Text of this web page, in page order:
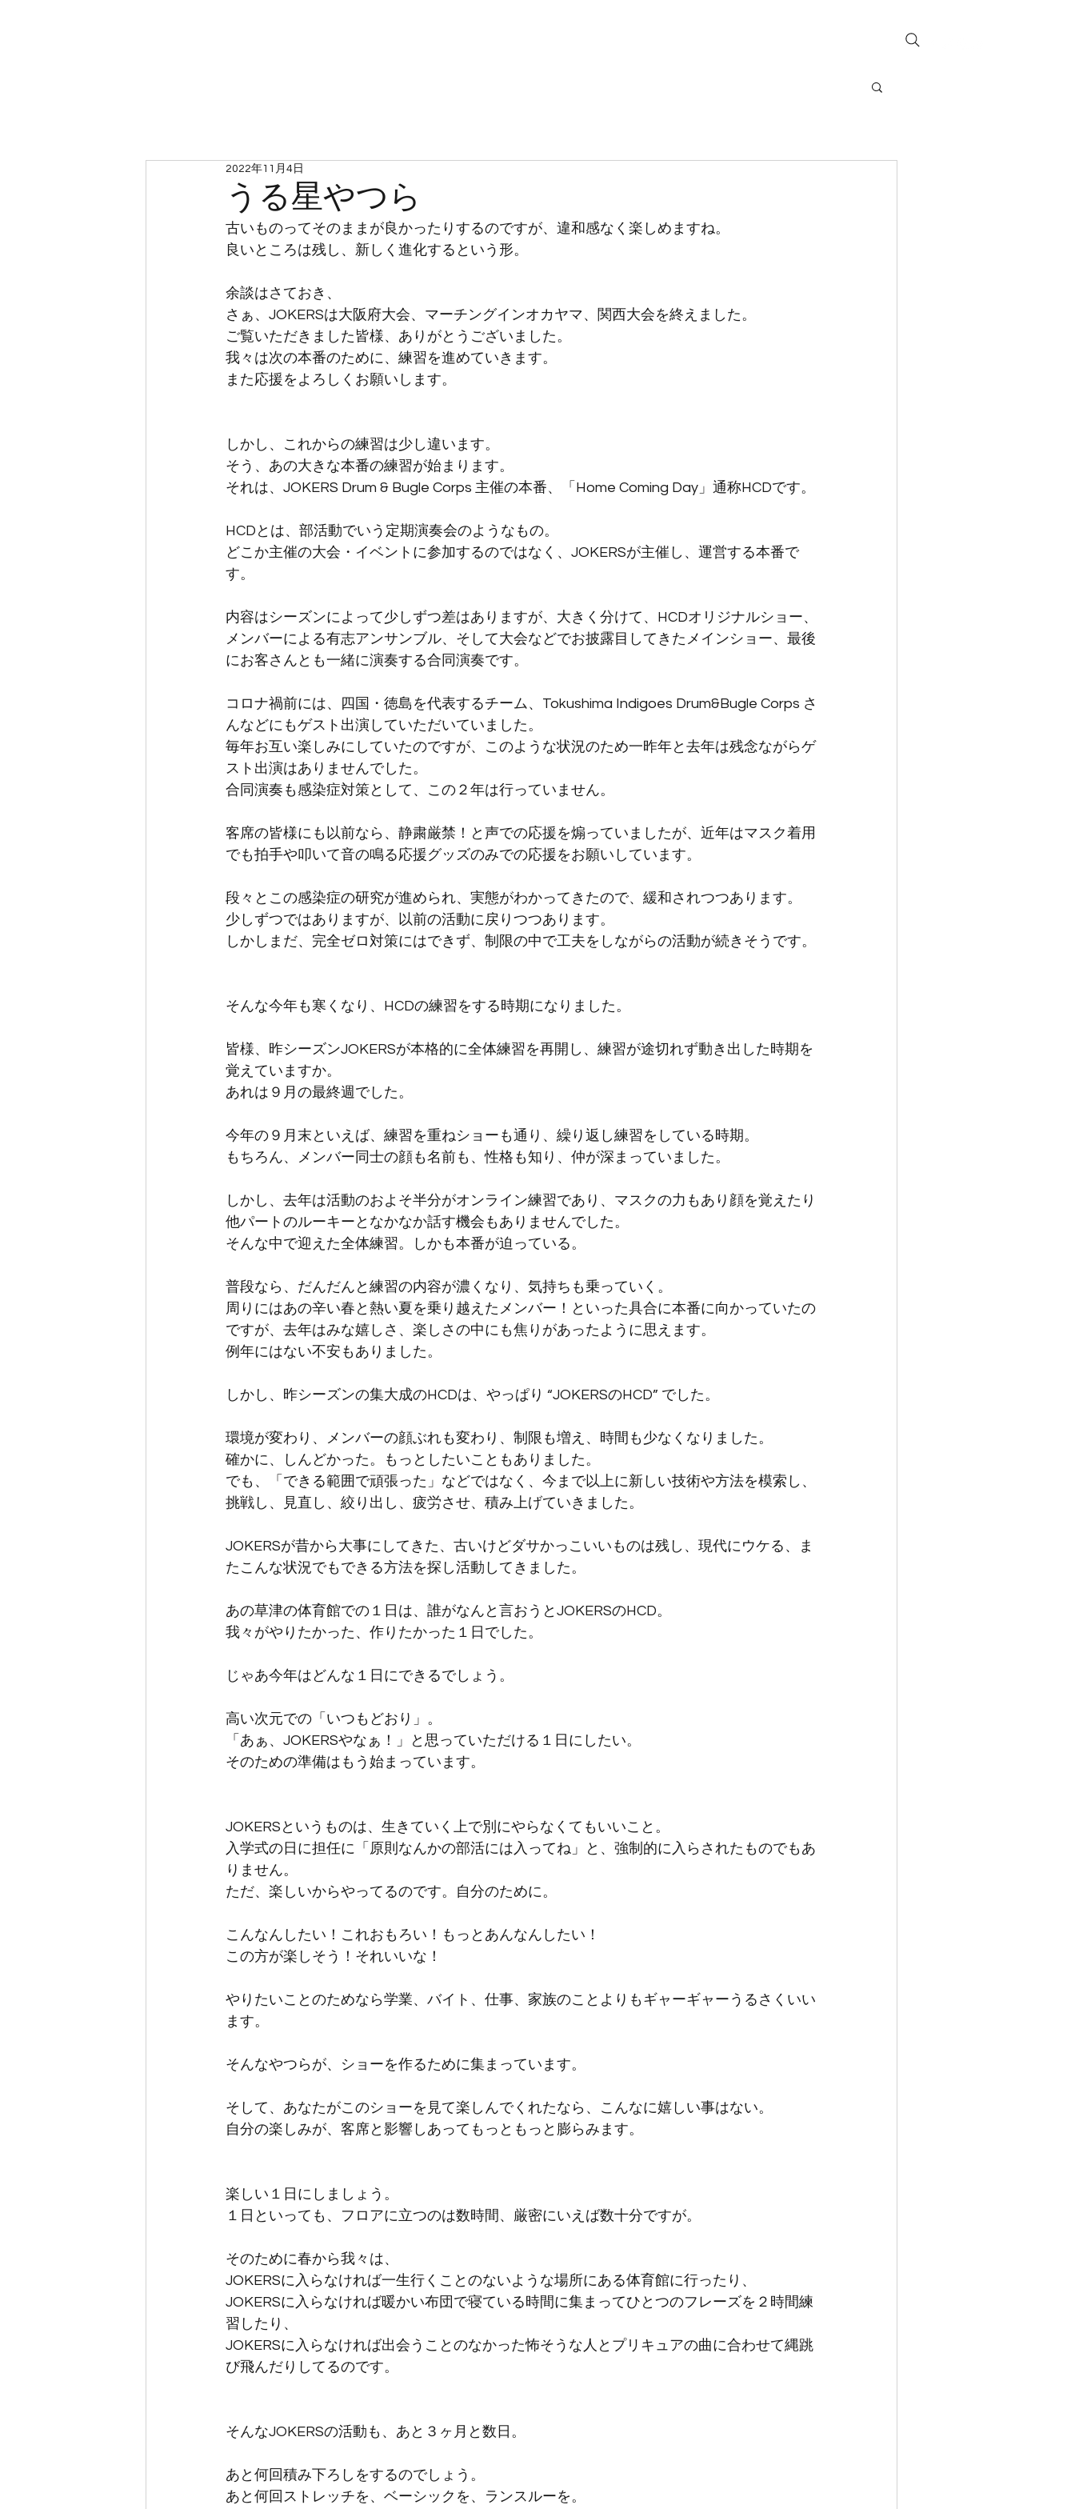
うる星やつら
2022年11月4日
古いものってそのままが良かったりするのですが、違和感なく楽しめますね。
良いところは残し、新しく進化するという形。
余談はさておき、
さぁ、JOKERSは大阪府大会、マーチングインオカヤマ、関西大会を終えました。
ご覧いただきました皆様、ありがとうございました。
我々は次の本番のために、練習を進めていきます。
また応援をよろしくお願いします。
しかし、これからの練習は少し違います。
そう、あの大きな本番の練習が始まります。
それは、JOKERS Drum & Bugle Corps 主催の本番、「Home Coming Day」通称HCDです。
HCDとは、部活動でいう定期演奏会のようなもの。
どこか主催の大会・イベントに参加するのではなく、JOKERSが主催し、運営する本番で
す。
内容はシーズンによって少しずつ差はありますが、大きく分けて、HCDオリジナルショー、
メンバーによる有志アンサンブル、そして大会などでお披露目してきたメインショー、最後
にお客さんとも一緒に演奏する合同演奏です。
コロナ禍前には、四国・徳島を代表するチーム、Tokushima Indigoes Drum&Bugle Corps さ
んなどにもゲスト出演していただいていました。
毎年お互い楽しみにしていたのですが、このような状況のため一昨年と去年は残念ながらゲ
スト出演はありませんでした。
合同演奏も感染症対策として、この２年は行っていません。
客席の皆様にも以前なら、静粛厳禁！と声での応援を煽っていましたが、近年はマスク着用
でも拍手や叩いて音の鳴る応援グッズのみでの応援をお願いしています。
段々とこの感染症の研究が進められ、実態がわかってきたので、緩和されつつあります。
少しずつではありますが、以前の活動に戻りつつあります。
しかしまだ、完全ゼロ対策にはできず、制限の中で工夫をしながらの活動が続きそうです。
そんな今年も寒くなり、HCDの練習をする時期になりました。
皆様、昨シーズンJOKERSが本格的に全体練習を再開し、練習が途切れず動き出した時期を
覚えていますか。
あれは９月の最終週でした。
今年の９月末といえば、練習を重ねショーも通り、繰り返し練習をしている時期。
もちろん、メンバー同士の顔も名前も、性格も知り、仲が深まっていました。
しかし、去年は活動のおよそ半分がオンライン練習であり、マスクの力もあり顔を覚えたり
他パートのルーキーとなかなか話す機会もありませんでした。
そんな中で迎えた全体練習。しかも本番が迫っている。
普段なら、だんだんと練習の内容が濃くなり、気持ちも乗っていく。
周りにはあの辛い春と熱い夏を乗り越えたメンバー！といった具合に本番に向かっていたの
ですが、去年はみな嬉しさ、楽しさの中にも焦りがあったように思えます。
例年にはない不安もありました。
しかし、昨シーズンの集大成のHCDは、やっぱり “JOKERSのHCD” でした。
環境が変わり、メンバーの顔ぶれも変わり、制限も増え、時間も少なくなりました。
確かに、しんどかった。もっとしたいこともありました。
でも、「できる範囲で頑張った」などではなく、今まで以上に新しい技術や方法を模索し、
挑戦し、見直し、絞り出し、疲労させ、積み上げていきました。
JOKERSが昔から大事にしてきた、古いけどダサかっこいいものは残し、現代にウケる、ま
たこんな状況でもできる方法を探し活動してきました。
あの草津の体育館での１日は、誰がなんと言おうとJOKERSのHCD。
我々がやりたかった、作りたかった１日でした。
じゃあ今年はどんな１日にできるでしょう。
高い次元での「いつもどおり」。
「あぁ、JOKERSやなぁ！」と思っていただける１日にしたい。
そのための準備はもう始まっています。
JOKERSというものは、生きていく上で別にやらなくてもいいこと。
入学式の日に担任に「原則なんかの部活には入ってね」と、強制的に入らされたものでもあ
りません。
ただ、楽しいからやってるのです。自分のために。
こんなんしたい！これおもろい！もっとあんなんしたい！
この方が楽しそう！それいいな！
やりたいことのためなら学業、バイト、仕事、家族のことよりもギャーギャーうるさくいい
ます。
そんなやつらが、ショーを作るために集まっています。
そして、あなたがこのショーを見て楽しんでくれたなら、こんなに嬉しい事はない。
自分の楽しみが、客席と影響しあってもっともっと膨らみます。
楽しい１日にしましょう。
１日といっても、フロアに立つのは数時間、厳密にいえば数十分ですが。
そのために春から我々は、
JOKERSに入らなければ一生行くことのないような場所にある体育館に行ったり、
JOKERSに入らなければ暖かい布団で寝ている時間に集まってひとつのフレーズを２時間練
習したり、
JOKERSに入らなければ出会うことのなかった怖そうな人とプリキュアの曲に合わせて縄跳
び飛んだりしてるのです。
そんなJOKERSの活動も、あと３ヶ月と数日。
あと何回積み下ろしをするのでしょう。
あと何回ストレッチを、ベーシックを、ランスルーを。